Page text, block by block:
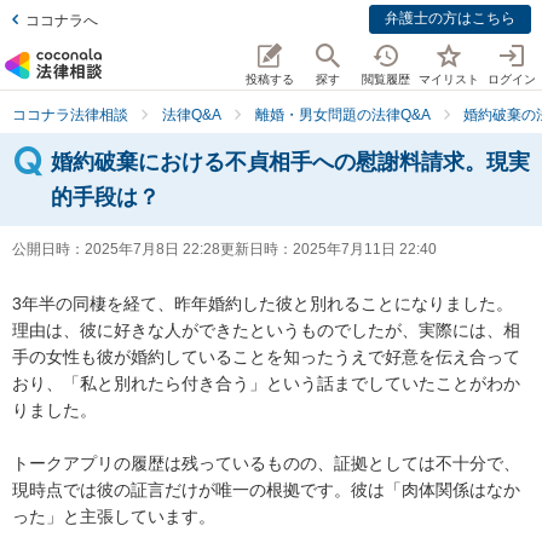
ココナラへ 弁護士の方はこちら
投稿する 探す 閲覧履歴 マイリスト ログイン
ココナラ法律相談 法律Q&A 離婚・男女問題の法律Q&A 婚約破棄の
婚約破棄における不貞相手への慰謝料請求。現実
的手段は？
公開日時： 2025年7月8日 22:28更新日時： 2025年7月11日 22:40
3年半の同棲を経て、昨年婚約した彼と別れることになりました。
理由は、彼に好きな人ができたというものでしたが、実際には、相
手の女性も彼が婚約していることを知ったうえで好意を伝え合って
おり、「私と別れたら付き合う」という話までしていたことがわか
りました。
トークアプリの履歴は残っているものの、証拠としては不十分で、
現時点では彼の証言だけが唯一の根拠です。彼は「肉体関係はなか
った」と主張しています。